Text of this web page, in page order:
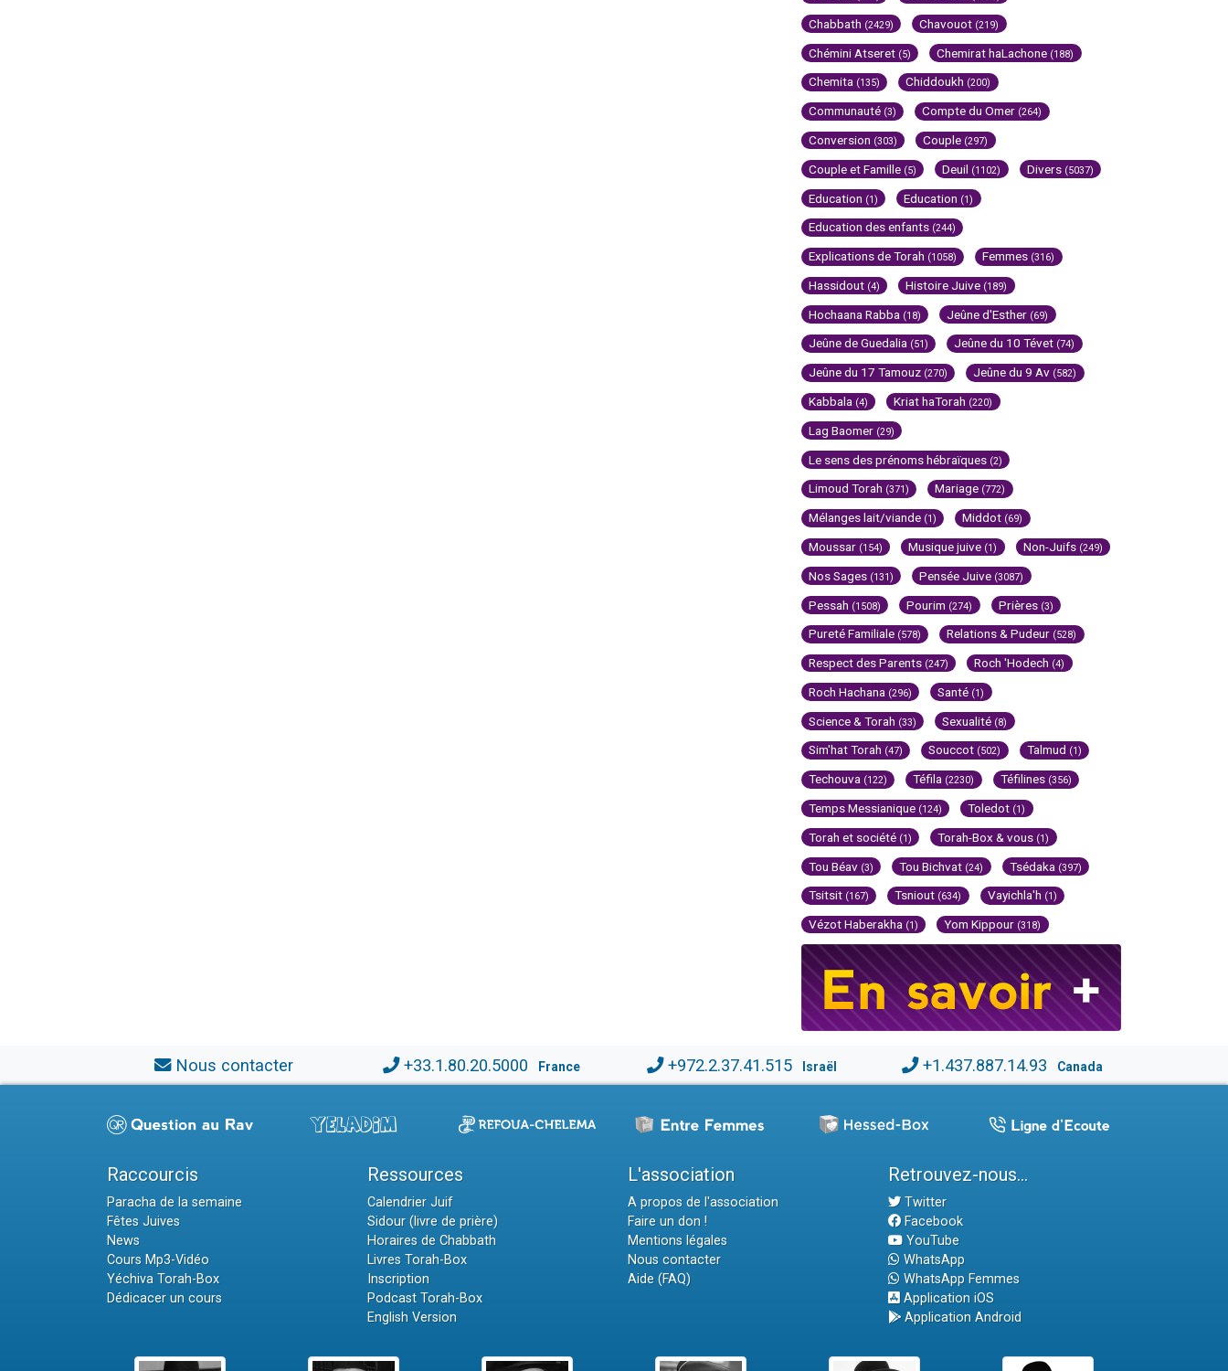
Chabbath (2429) Chavouot (219)
Chémini Atseret (5) Chemirat haLachone (188)
Chemita (135) Chiddoukh (200)
Communauté (3) Compte du Omer (264)
Conversion (303) Couple (297)
Couple et Famille (5) Deuil (1102) Divers (5037)
Education (1) Education (1)
Education des enfants (244)
Explications de Torah (1058) Femmes (316)
Hassidout (4) Histoire Juive (189)
Hochaana Rabba (18) Jeûne d'Esther (69)
Jeûne de Guedalia (51) Jeûne du 10 Tévet (74)
Jeûne du 17 Tamouz (270) Jeûne du 9 Av (582)
Kabbala (4) Kriat haTorah (220)
Lag Baomer (29)
Le sens des prénoms hébraïques (2)
Limoud Torah (371) Mariage (772)
Mélanges lait/viande (1) Middot (69)
Moussar (154) Musique juive (1) Non-Juifs (249)
Nos Sages (131) Pensée Juive (3087)
Pessah (1508) Pourim (274) Prières (3)
Pureté Familiale (578) Relations & Pudeur (528)
Respect des Parents (247) Roch 'Hodech (4)
Roch Hachana (296) Santé (1)
Science & Torah (33) Sexualité (8)
Sim'hat Torah (47) Souccot (502) Talmud (1)
Techouva (122) Téfila (2230) Téfilines (356)
Temps Messianique (124) Toledot (1)
Torah et société (1) Torah-Box & vous (1)
Tou Béav (3) Tou Bichvat (24) Tsédaka (397)
Tsitsit (167) Tsniout (634) Vayichla'h (1)
Vézot Haberakha (1) Yom Kippour (318)
Nous contacter +33.1.80.20.5000 France +972.2.37.41.515 Israël +1.437.887.14.93 Canada
Raccourcis
Paracha de la semaine
Fêtes Juives
News
Cours Mp3-Vidéo
Yéchiva Torah-Box
Dédicacer un cours
Ressources
Calendrier Juif
Sidour (livre de prière)
Horaires de Chabbath
Livres Torah-Box
Inscription
Podcast Torah-Box
English Version
L'association
A propos de l'association
Faire un don !
Mentions légales
Nous contacter
Aide (FAQ)
Retrouvez-nous...
Twitter
Facebook
YouTube
WhatsApp
WhatsApp Femmes
Application iOS
Application Android